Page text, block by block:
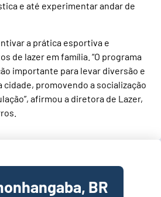
e até experimentar andar de
a prática esportiva e
de lazer em família. “O programa
importante para levar diversão e
promovendo a socialização
afirmou a diretora de Lazer,
BR